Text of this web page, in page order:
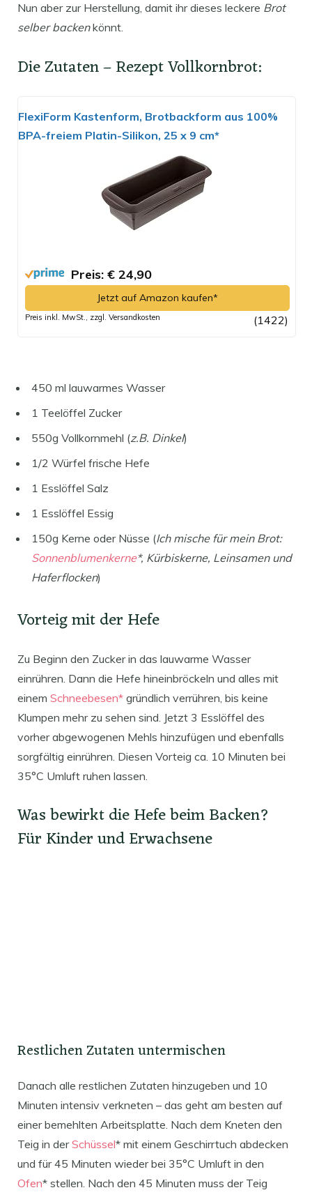
Nun aber zur Herstellung, damit ihr dieses leckere Brot
selber backenkönnt.
Die Zutaten – Rezept Vollkornbrot:
FlexiForm Kastenform, Brotbackform aus 100%
BPA-freiem Platin-Silikon, 25 x 9 cm*
Preis: € 24,90
Jetzt auf Amazon kaufen*
Preis inkl. MwSt., zzgl. Versandkosten (1422)
450 ml lauwarmes Wasser
1 Teelöffel Zucker
550g Vollkornmehl (z.B. Dinkel)
1/2 Würfel frische Hefe
1 Esslöffel Salz
1 Esslöffel Essig
150g Kerne oder Nüsse (Ich mische für mein Brot:
Sonnenblumenkerne*, Kürbiskerne, Leinsamen und
Haferflocken)
Vorteig mit der Hefe
Zu Beginn den Zucker in das lauwarme Wasser
einrühren. Dann die Hefe hineinbröckeln und alles mit
einem Schneebesen* gründlich verrühren, bis keine
Klumpen mehr zu sehen sind. Jetzt 3 Esslöffel des
vorher abgewogenen Mehls hinzufügen und ebenfalls
sorgfältig einrühren. Diesen Vorteig ca. 10 Minuten bei
35°C Umluft ruhen lassen.
Was bewirkt die Hefe beim Backen?
Für Kinder und Erwachsene
Restlichen Zutaten untermischen
Danach alle restlichen Zutaten hinzugeben und 10
Minuten intensiv verkneten – das geht am besten auf
einer bemehlten Arbeitsplatte. Nach dem Kneten den
Teig in derSchüssel* mit einem Geschirrtuch abdecken
und für 45 Minuten wieder bei 35°C Umluft in den
Ofen* stellen. Nach den 45 Minuten muss der Teig